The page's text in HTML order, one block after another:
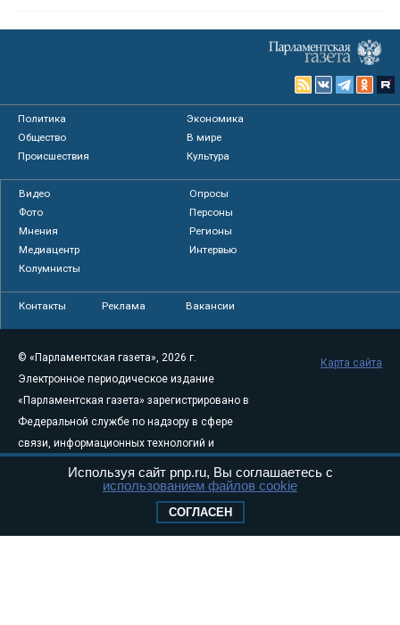
Политика
Экономика
Общество
В мире
Происшествия
Культура
Видео
Опросы
Фото
Персоны
Мнения
Регионы
Медиацентр
Интервью
Колумнисты
Контакты Реклама Вакансии
© «Парламентская газета», 2026 г.
Электронное периодическое издание
«Парламентская газета» зарегистрировано в
Федеральной службе по надзору в сфере
связи, информационных технологий и
массовых коммуникаций (Роскомнадзор) 05
августа 2011 года. 18+
Свидетельство о регистрации Эл № ФС77-
Карта сайта
Используя сайт pnp.ru, Вы соглашаетесь с
использованием файлов cookie
СОГЛАСЕН